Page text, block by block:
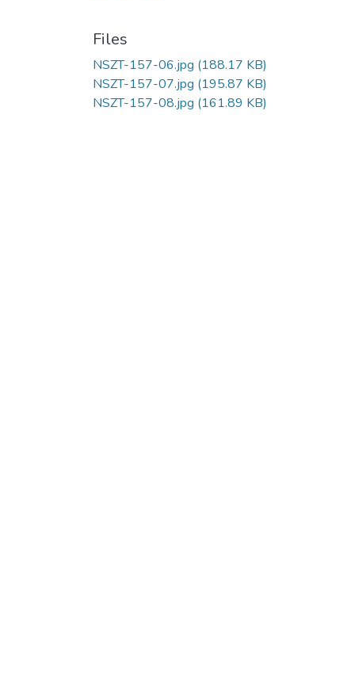
Files
NSZT-157-06.jpg (188.17 KB)
NSZT-157-07.jpg (195.87 KB)
NSZT-157-08.jpg (161.89 KB)